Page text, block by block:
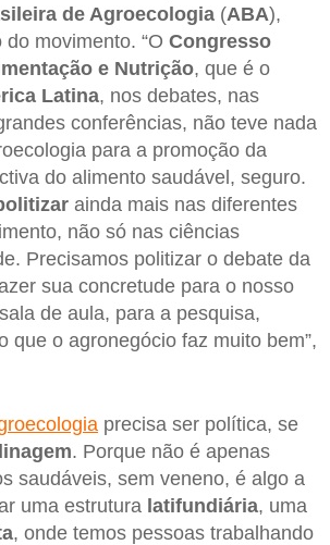
de Agroecologia (ABA),
movimento. “O Congresso
e Nutrição, que é o
Latina, nos debates, nas
conferências, não teve nada
para a promoção da
do alimento saudável, seguro.
ainda mais nas diferentes
não só nas ciências
Precisamos politizar o debate da
sua concretude para o nosso
de aula, para a pesquisa,
que o agronegócio faz muito bem”,
precisa ser política, se
. Porque não é apenas
saudáveis, sem veneno, é algo a
uma estrutura latifundiária, uma
, onde temos pessoas trabalhando